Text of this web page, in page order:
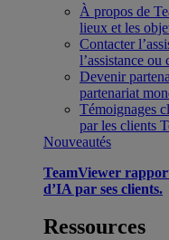
À propos de
lieux et les
Contacter
l’assistance ou
Devenir
partenariat
Témoignages
par les clients
Nouveautés
TeamViewer
d’IA par ses clients.
Ressources